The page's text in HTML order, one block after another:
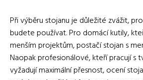
Při výběru stojanu je důležité zvážit,
budete používat. Pro domácí kutily,
menším projektům, postačí stojan s
Naopak profesionálové, kteří pracují s
vyžadují maximální přesnost, ocení